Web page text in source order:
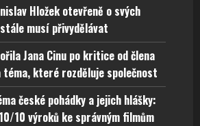
Hložek otevřeně o svých
musí přivydělávat
Jana Cinu po kritice od člena
téma, které rozděluje společnost
české pohádky a jejich hlášky:
10 výroků ke správným filmům